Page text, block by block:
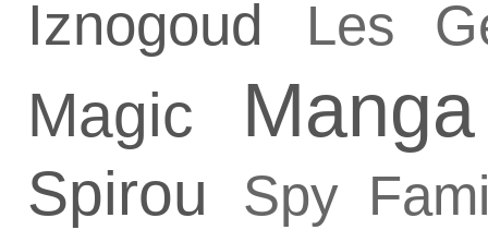
Iznogoud Les
Magic Manga
Spirou Spy